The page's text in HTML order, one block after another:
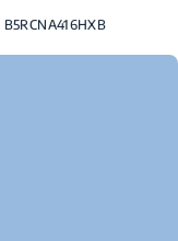
B5RCNA416HXB